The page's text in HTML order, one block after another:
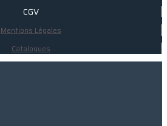
CGV
Mentions Légales
Catalogues